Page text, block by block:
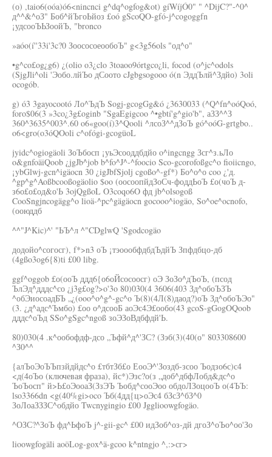
(о) ,taio6(oóa)ó6<nincnci g^dq^ogfog&ot) gíWíjÓ0" " ^DijC?"-^0^
д^^&^оЗ" Боб^йЪгоЬйоз £oó gScoQO-gfó-j^cogoggfn
¡удсооЪЬЗоойЪ, "bronco
»aóo(í''33i'3c?0 ЗоососоеообоЪ" g<3g56ols "од^о"
•g^co£og¿g6) ¿(olio o3¿clo 3toaoo9órtgco¿li, focod (o^jc^odols
(SjgJli^oli 'Эобо.лйЪо дСоото cJgbgsogooo ó(n ЭддЪлй^Здйо) 3oli
ocogób.
g) ó3 3gayocootó Ло^ЪдЪ Sogj-gcogGg&ó ¿3630033 (^Q^fn^oóQoó,
foro$06(3 »3co¿3g£oginb "SgaEgigcoo ^•gbtí'g^gio'b", аЗЗ^^З
360^3635^003^.60 o6«goo(í)3^Qooli ^лсоЗ^^дЗоЪ gó^oóG-grtgbo..
o6<gro(o3óQOoli c^ofógi-gcogüoL
jyidc^ogiogäoli ЗоЪбосп ¡уьЭсооддбдйо o^ingcngg Зсг^з.ьЛо
o&gnfoäiQoob ¿jgJb^job b^fo^J^-^foocio Sco-gcorofoßgc^o fioiicngo,
¡ybGlwj-gcn^igäocn 30 ¿igJbfSjolj cgoßo^-gf*) Бо^о^о coo ¿'д.
^gp^g^Aoßbcooßogäolio $oo (оосоопйдЗоСч-фоддЬоЪ £о(чоЪ д-
з6о£о£од&о'Ь 3ojQgßoL O3coqo6O фд jb^olsogoß
CooSngjncogägg^o lioä-^pc^gägäocn gocooo^iogäo, So^oe^ocnofo,
(ооюддб
^^"J^Kic)^' "ЬЪ^л ^"CDglwQ 'Sgodcogäo
додойо^согосг), f*>n3 оЪ ¡тэоообфдбдЪдйЪ Зпфдбцо-дб
(4gßo3og6{8)ti £00 libg.
ggf^oggob £о(ооЪ ддд6{о6оЙсосоосг) оЭ ЗоЗо^дЪоЪ, (псод
ЪлЭд^дддс^со ¿j3g£og?>o'3o 80)030(4 3606(403 Зд^обоЪЗЪ
^обЭиосоадБЪ „¿(ooo^o^g^-gc^o Ъ(8)(4Л(8)даод?)оЪ Зд^обоЪЭо"
(3. ¿д^адс^Ъмбо) £оо о^дсооБ аоЭс4Э£ообо(43 gcoS-gGogOQoob
дддс^оЪд SSo^gSgc^ngoß зоЭЗоВдбфдй'Ь.
80)030(4 .к^ообофдф-дсо „Ъфй^д^'ЗС? (Зэб(3)(40(о" 803308600
^З0^^
{алЪоЭоЪЪпзйдйдс^о £тбтЗб£о ЕооЭ^'Зоздб-зсоо Ъодзо6с)с4
<д(4оЪо (ключевая фраза), йс*)Эзс?о(з „доб^дбфЛобд&дс^о
ЪоЪосп" й>Ь£оЭооаЗ(ЗзЭЪ Ъобд^сооЭоо обдоЛЗоцооЪ о(4ЪЪ:
lso3366dn <g(40%gi>oco Ъб(4дд{ц>оЭс4 бЗсЗ^бЗ^0
ЗоЛоаЗЗЗС^обдйо Twcnygingio £00 Jgglioowgfogäo.
^ОЗС?^ЗоЪ фд^ЬфоЪ j^-gii-gc^ £00 идЗоб^оз-дй дгоЗ^оЪо^оо'Зо
lioowgfogäli aoöLog-gox^ä-gcoo k^ntngjo ^,:>сг>